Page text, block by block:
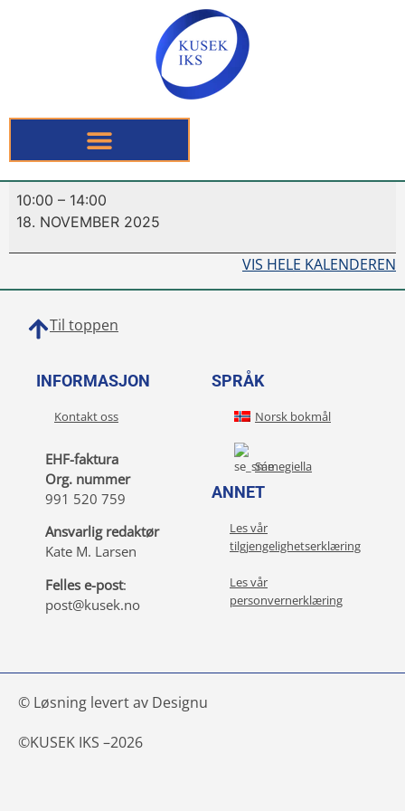
10:00 – 14:00
18. NOVEMBER 2025
VIS HELE KALENDEREN
Til toppen
INFORMASJON
Kontakt oss
EHF-faktura
Org. nummer
991 520 759
Ansvarlig redaktør
Kate M. Larsen
Felles e-post:
post@kusek.no
SPRÅK
Norsk bokmål
Sámegiella
ANNET
Les vår
tilgjengelighetserklæring
Les vår
personvernerklæring
© Løsning levert av Designu
©KUSEK IKS –2026